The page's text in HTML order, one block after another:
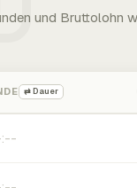
und Bruttolohn
⇄ Dauer